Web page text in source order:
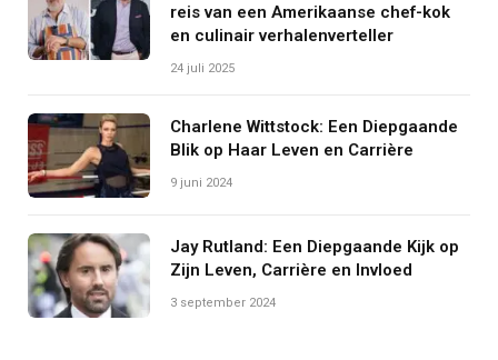
reis van een Amerikaanse chef-kok
en culinair verhalenverteller
24 juli 2025
Charlene Wittstock: Een Diepgaande
Blik op Haar Leven en Carrière
9 juni 2024
Jay Rutland: Een Diepgaande Kijk op
Zijn Leven, Carrière en Invloed
3 september 2024